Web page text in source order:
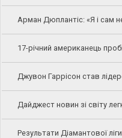
Арман Дюплантіс: «Я і сам
17-річний американець
Джувон Гаррісон став
Дайджест новин зі світу
Результати Діамантової